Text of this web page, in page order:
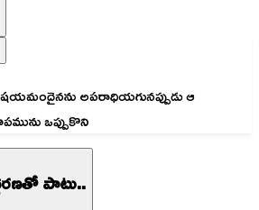
అపరాధియగునప్పుడు ఆ
ఒప్పుకొని
పాటు..